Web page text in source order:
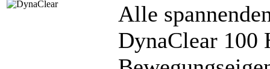
Alle
DynaClear 100